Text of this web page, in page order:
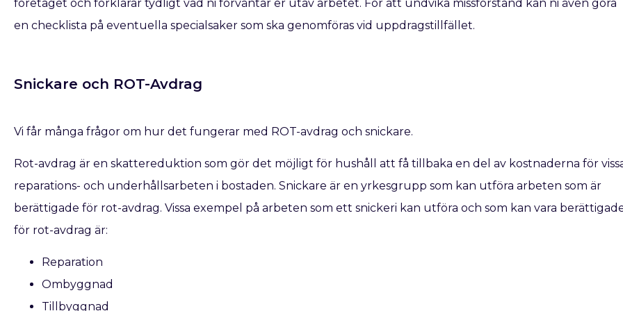
företaget och förklarar tydligt vad ni förväntar er utav arbetet. För att undvika missförstånd kan ni även göra
en checklista på eventuella specialsaker som ska genomföras vid uppdragstillfället.
Snickare och ROT-Avdrag
Vi får många frågor om hur det fungerar med ROT-avdrag och snickare.
Rot-avdrag är en skattereduktion som gör det möjligt för hushåll att få tillbaka en del av kostnaderna för
reparations- och underhållsarbeten i bostaden. Snickare är en yrkesgrupp som kan utföra arbeten som är
berättigade för rot-avdrag. Vissa exempel på arbeten som ett snickeri kan utföra och som kan vara
för rot-avdrag är:
Reparation
Ombyggnad
Tillbyggnad